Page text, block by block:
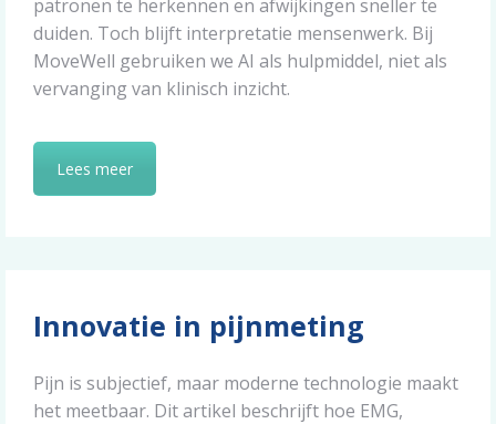
patronen te herkennen en afwijkingen sneller te
duiden. Toch blijft interpretatie mensenwerk. Bij
MoveWell gebruiken we AI als hulpmiddel, niet als
vervanging van klinisch inzicht.
Lees meer
Innovatie in pijnmeting
Pijn is subjectief, maar moderne technologie maakt
het meetbaar. Dit artikel beschrijft hoe EMG,